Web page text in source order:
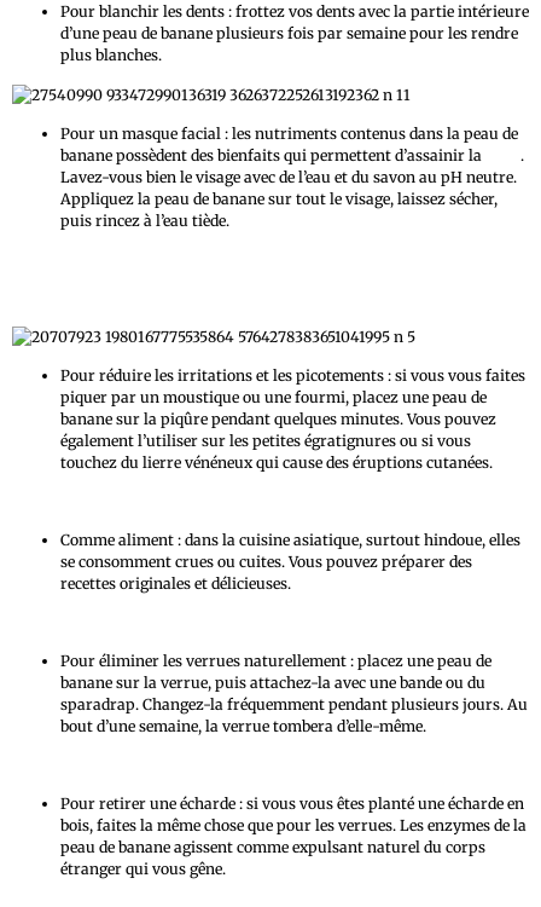
Pour blanchir les dents : frottez vos dents avec la partie intérieure
d’une peau de banane plusieurs fois par semaine pour les rendre
plus blanches.
Pour un masque facial : les nutriments contenus dans la peau de
banane possèdent des bienfaits qui permettent d’assainir la
.
Lavez-vous bien le visage avec de l’eau et du savon au pH neutre.
Appliquez la peau de banane sur tout le visage, laissez sécher,
puis rincez à l’eau tiède.
Pour réduire les irritations et les picotements : si vous vous faites
piquer par un moustique ou une fourmi, placez une peau de
banane sur la piqûre pendant quelques minutes. Vous pouvez
également l’utiliser sur les petites égratignures ou si vous
touchez du lierre vénéneux qui cause des éruptions cutanées.
Comme aliment : dans la cuisine asiatique, surtout hindoue, elles
se consomment crues ou cuites. Vous pouvez préparer des
recettes originales et délicieuses.
Pour éliminer les verrues naturellement : placez une peau de
banane sur la verrue, puis attachez-la avec une bande ou du
sparadrap. Changez-la fréquemment pendant plusieurs jours. Au
bout d’une semaine, la verrue tombera d’elle-même.
Pour retirer une écharde : si vous vous êtes planté une écharde en
bois, faites la même chose que pour les verrues. Les enzymes de la
peau de banane agissent comme expulsant naturel du corps
étranger qui vous gêne.